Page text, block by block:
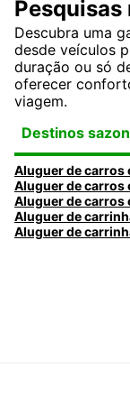
Descubra uma
desde veículos
duração ou só
oferecer
viagem.
Destinos